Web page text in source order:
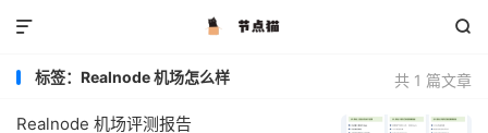


共 1 篇文章
标签：Realnode 机场怎么样
Realnode 机场评测报告